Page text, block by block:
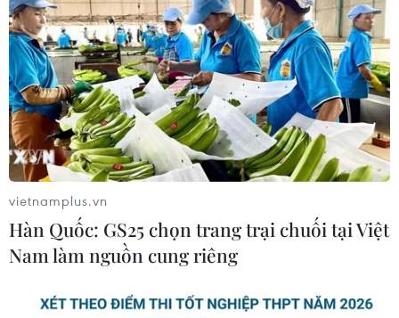
TIN CÙNG CHUYÊN MỤC
Cộng đồng người Việt tại Nhật Bản
chủ động góp sức vào hội nhập quốc
tế
10/08/2026 08:48
Điều đặc biệt ở xứ sở "dải mây trắng"
và cột mốc lịch sử Việt Nam-New
Zealand
vietnamplus.vn
Hàn Quốc: GS25 chọn trang trại chuối tại Việt
Nam làm nguồn cung riêng